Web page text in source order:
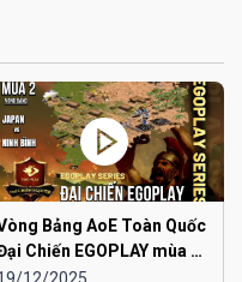
Bảng AoE Toàn Quốc
Chiến EGOPLAY mùa 2 |
vs Ninh Bình